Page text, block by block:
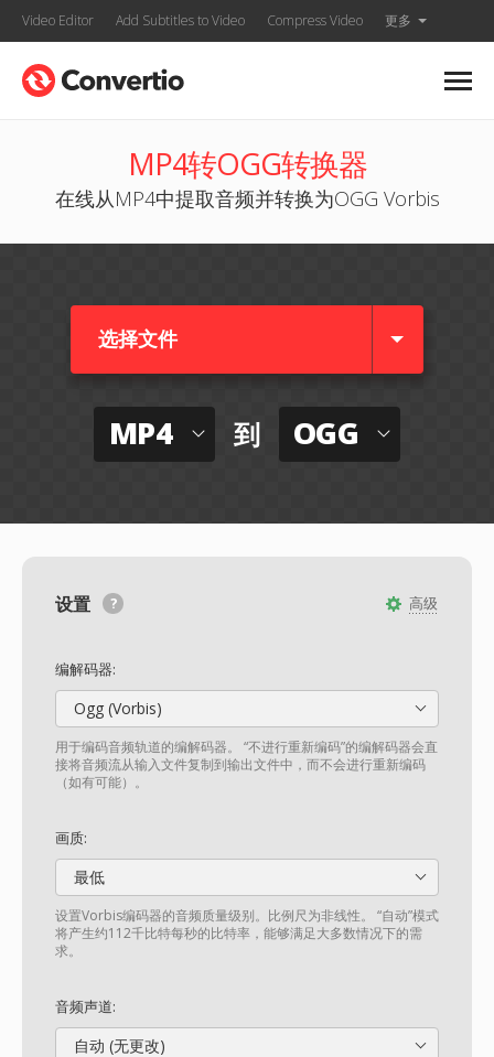
Video Editor Add Subtitles to Video Compress Video 更多
MP4转OGG转换器
在线从MP4中提取音频并转换为OGG Vorbis
选择文件
MP4 到 OGG
高级
设置
编解码器:
Ogg (Vorbis)
用于编码音频轨道的编解码器。 “不进行重新编码”的编解码器会直
接将音频流从输入文件复制到输出文件中，而不会进行重新编码
（如有可能）。
画质:
最低
设置Vorbis编码器的音频质量级别。比例尺为非线性。 “自动”模式
将产生约112千比特每秒的比特率，能够满足大多数情况下的需
求。
音频声道:
自动 (无更改)